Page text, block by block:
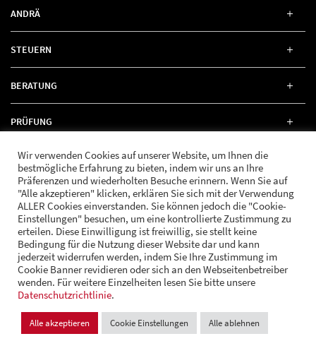
ANDRÄ
STEUERN
BERATUNG
PRÜFUNG
RECHT
FOLGE UNS
© Andrä Consulting Datenschutz
Cookie Einstellungen
Design und Entwicklung:VI BRAND STUDIOS
Wir verwenden Cookies auf unserer Website, um Ihnen die
bestmögliche Erfahrung zu bieten, indem wir uns an Ihre
Präferenzen und wiederholten Besuche erinnern. Wenn Sie auf
"Alle akzeptieren" klicken, erklären Sie sich mit der Verwendung
ALLER Cookies einverstanden. Sie können jedoch die "Cookie-
Einstellungen" besuchen, um eine kontrollierte Zustimmung zu
erteilen. Diese Einwilligung ist freiwillig, sie stellt keine
Bedingung für die Nutzung dieser Website dar und kann
jederzeit widerrufen werden, indem Sie Ihre Zustimmung im
Cookie Banner revidieren oder sich an den Webseitenbetreiber
wenden. Für weitere Einzelheiten lesen Sie bitte unsere
Datenschutzrichtlinie.
Alle akzeptieren Cookie Einstellungen Alle ablehnen